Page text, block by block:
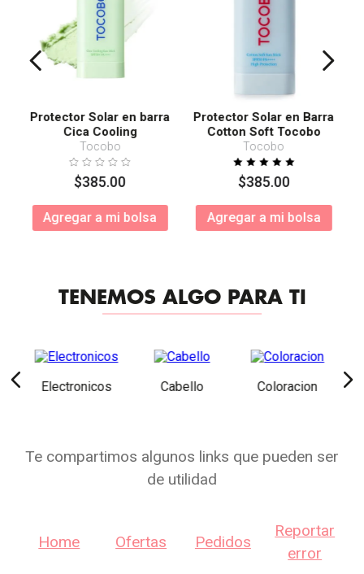
Protector Solar en barra
Cica Cooling
Tocobo
$385.00
Agregar a mi bolsa
Protector Solar en Barra
Cotton Soft Tocobo
SPF50+ PA++++
Tocobo
$385.00
Agregar a mi bolsa
TENEMOS ALGO PARA TI
Electronicos Cabello Coloracion
Te compartimos algunos links que pueden ser
de utilidad
Home Ofertas Pedidos
Reportar
error